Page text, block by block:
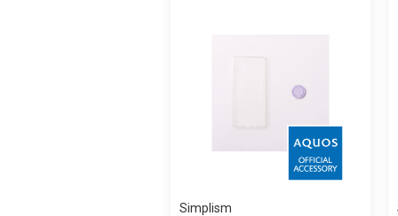
Simplism